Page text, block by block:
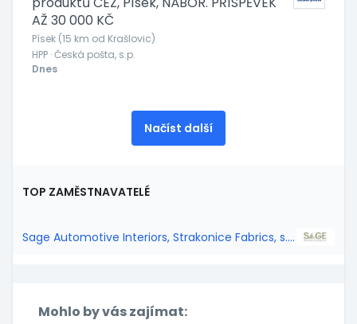
AŽ 30 000 KČ
Písek (15 km od Krašlovic)
HPP · Česká pošta, s.p.
Dnes
Načíst další
TOP ZAMĚSTNAVATELÉ
Sage Automotive Interiors, Strakonice Fabrics, s.r.o.
Mohlo by vás zajímat: